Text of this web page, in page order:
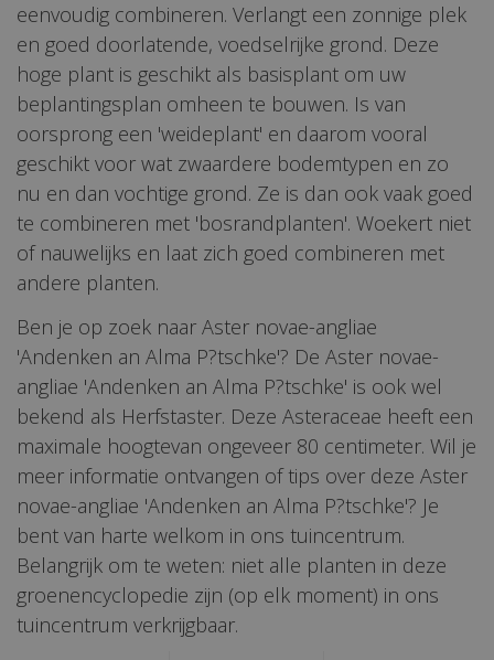
eenvoudig combineren. Verlangt een zonnige plek
en goed doorlatende, voedselrijke grond. Deze
hoge plant is geschikt als basisplant om uw
beplantingsplan omheen te bouwen. Is van
oorsprong een 'weideplant' en daarom vooral
geschikt voor wat zwaardere bodemtypen en zo
nu en dan vochtige grond. Ze is dan ook vaak goed
te combineren met 'bosrandplanten'. Woekert niet
of nauwelijks en laat zich goed combineren met
andere planten.
Ben je op zoek naar Aster novae-angliae
'Andenken an Alma P?tschke'? De Aster novae-
angliae 'Andenken an Alma P?tschke' is ook wel
bekend als Herfstaster. Deze Asteraceae heeft een
maximale hoogtevan ongeveer 80 centimeter. Wil je
meer informatie ontvangen of tips over deze Aster
novae-angliae 'Andenken an Alma P?tschke'? Je
bent van harte welkom in ons tuincentrum.
Belangrijk om te weten: niet alle planten in deze
groenencyclopedie zijn (op elk moment) in ons
tuincentrum verkrijgbaar.